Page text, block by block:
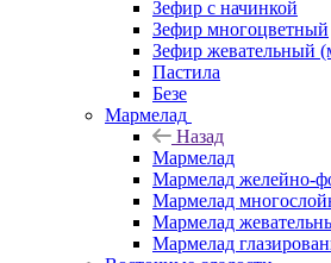
Зефир с начинкой
Зефир многоцветный
Зефир жевательный
Пастила
Безе
Мармелад
Назад
Мармелад
Мармелад желейно-
Мармелад
Мармелад
Мармелад